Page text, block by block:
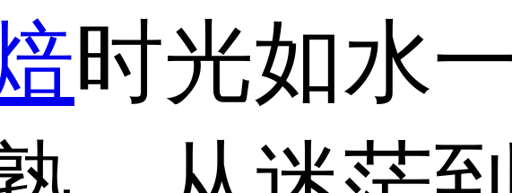
时光如水